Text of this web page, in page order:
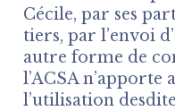
Cécile, par ses
tiers, par l’envoi
autre forme de
l’ACSA
l’utilisation